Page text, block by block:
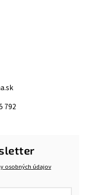
792
osobných údajov